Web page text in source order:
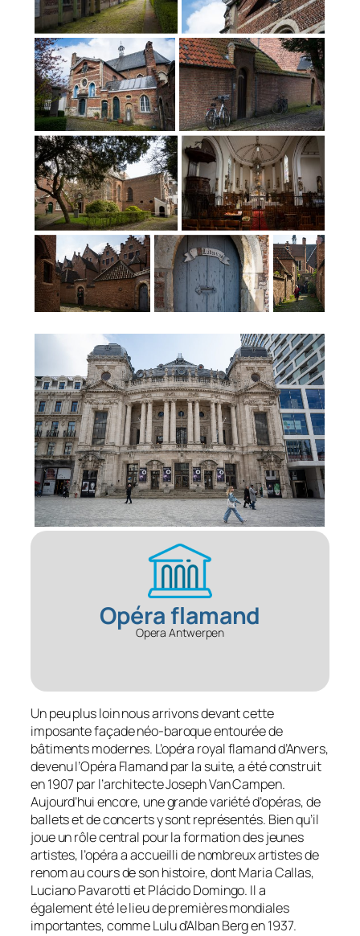
Opéra flamand
Opera Antwerpen
Un peu plus loin nous arrivons devant cette
imposante façade néo-baroque entourée de
bâtiments modernes. L’opéra royal flamand d’Anvers,
devenu l’Opéra Flamand par la suite, a été construit
en 1907 par l’architecte Joseph Van Campen.
Aujourd’hui encore, une grande variété d’opéras, de
ballets et de concerts y sont représentés. Bien qu’il
joue un rôle central pour la formation des jeunes
artistes, l’opéra a accueilli de nombreux artistes de
renom au cours de son histoire, dont Maria Callas,
Luciano Pavarotti et Plácido Domingo. Il a
également été le lieu de premières mondiales
importantes, comme Lulu d’Alban Berg en 1937.